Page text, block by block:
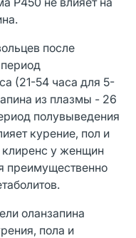
после
(21-54 часа для 5-
из плазмы - 26
полувыведения
курение, пол и
клиренс у женщин
преимущественно
оланзапина
пола и